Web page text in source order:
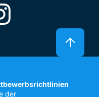
der